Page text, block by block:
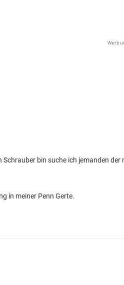
bin suche ich jemanden
in meiner Penn Gerte.